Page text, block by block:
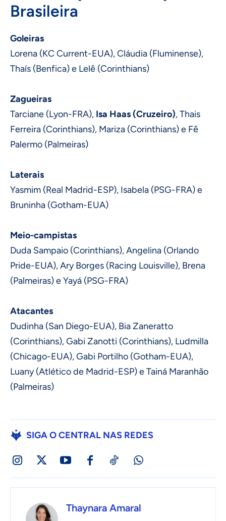
Brasileira
Goleiras
Lorena (KC Current-EUA), Cláudia (Fluminense),
Thaís (Benfica) e Lelê (Corinthians)
Zagueiras
Tarciane (Lyon-FRA), Isa Haas (Cruzeiro), Thais
Ferreira (Corinthians), Mariza (Corinthians) e Fê
Palermo (Palmeiras)
Laterais
Yasmim (Real Madrid-ESP), Isabela (PSG-FRA) e
Bruninha (Gotham-EUA)
Meio-campistas
Duda Sampaio (Corinthians), Angelina (Orlando
Pride-EUA), Ary Borges (Racing Louisville), Brena
(Palmeiras) e Yayá (PSG-FRA)
Atacantes
Dudinha (San Diego-EUA), Bia Zaneratto
(Corinthians), Gabi Zanotti (Corinthians), Ludmilla
(Chicago-EUA), Gabi Portilho (Gotham-EUA),
Luany (Atlético de Madrid-ESP) e Tainá Maranhão
(Palmeiras)
SIGA O CENTRAL NAS REDES
Thaynara Amaral